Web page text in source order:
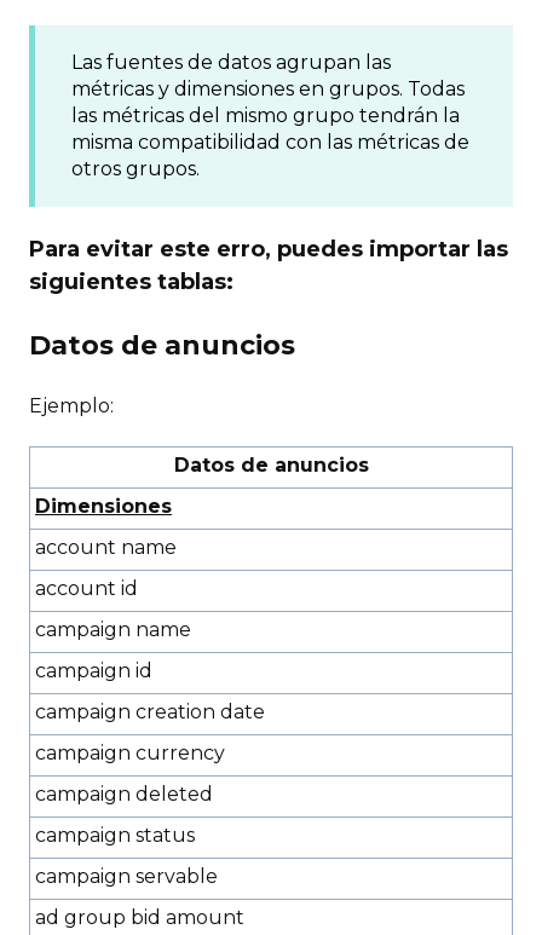
Las fuentes de datos agrupan las
métricas y dimensiones en grupos. Todas
las métricas del mismo grupo tendrán la
misma compatibilidad con las métricas de
otros grupos.
Para evitar este erro, puedes importar las
siguientes tablas:
Datos de anuncios
Ejemplo:
Datos de anuncios
Dimensiones
account name
account id
campaign name
campaign id
campaign creation date
campaign currency
campaign deleted
campaign status
campaign servable
ad group bid amount